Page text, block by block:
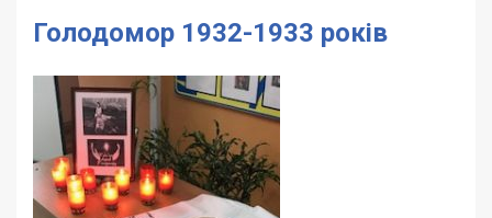
Голодомор 1932-1933 років